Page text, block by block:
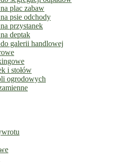
plac zabaw
psie odchody
przystanek
deptak
galerii handlowej
i stołów
ogrodowych